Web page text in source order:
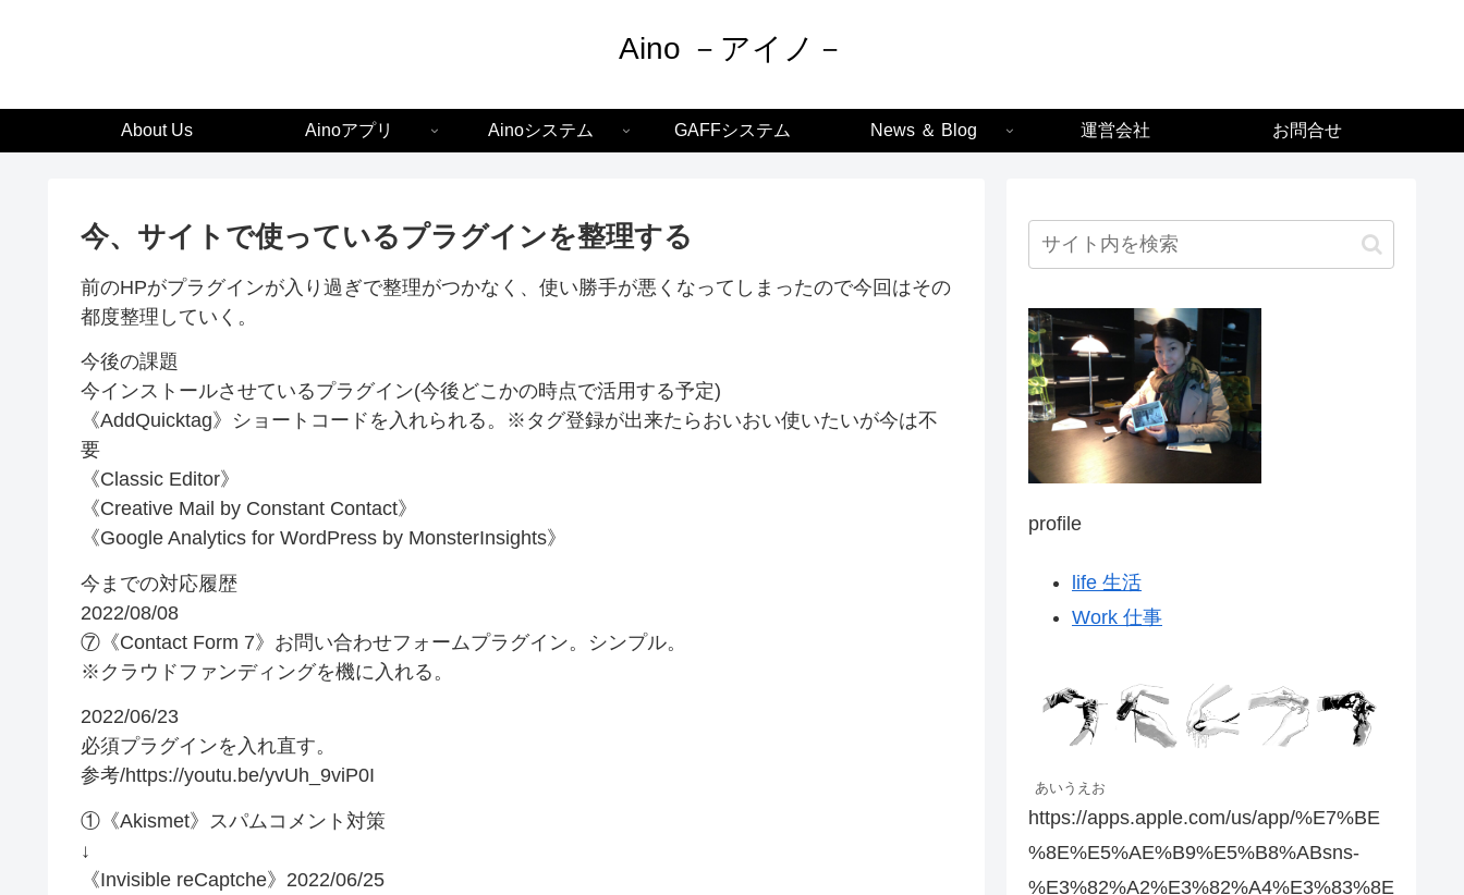
Aino －アイノ－
About Us Ainoアプリ Ainoシステム GAFFシステム News ＆ Blog 運営会社 お問合せ
今、サイトで使っているプラグインを整理する
前のHPがプラグインが入り過ぎで整理がつかなく、使い勝手が悪くなってしまったので今回はその
都度整理していく。
今後の課題
今インストールさせているプラグイン(今後どこかの時点で活用する予定)
《AddQuicktag》ショートコードを入れられる。※タグ登録が出来たらおいおい使いたいが今は不
要
《Classic Editor》
《Creative Mail by Constant Contact》
《Google Analytics for WordPress by MonsterInsights》
今までの対応履歴
2022/08/08
⑦《Contact Form 7》お問い合わせフォームプラグイン。シンプル。
※クラウドファンディングを機に入れる。
2022/06/23
必須プラグインを入れ直す。
参考/https://youtu.be/yvUh_9viP0I
①《Akismet》スパムコメント対策
↓
《Invisible reCaptche》2022/06/25
profile
life 生活
Work 仕事
あいうえお
https://apps.apple.com/us/app/%E7%BE
%8E%E5%AE%B9%E5%B8%ABsns-
%E3%82%A2%E3%82%A4%E3%83%8E